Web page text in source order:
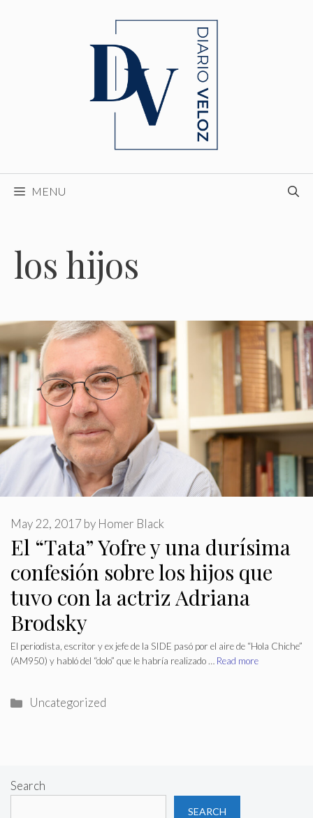
MENU
los hijos
El “Tata” Yofre y una durísima
confesión sobre los hijos que
tuvo con la actriz Adriana
Brodsky
May 22, 2017 by Homer Black
El periodista, escritor y ex jefe de la SIDE pasó por el aire de “Hola Chiche”
(AM950) y habló del “dolo” que le habría realizado … Read more
Categories
Uncategorized
Search
SEARCH